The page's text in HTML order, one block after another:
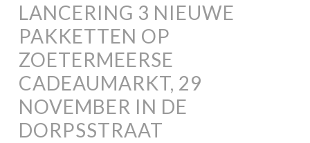
LANCERING 3 NIEUWE
PAKKETTEN OP
ZOETERMEERSE
CADEAUMARKT, 29
NOVEMBER IN DE
DORPSSTRAAT